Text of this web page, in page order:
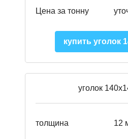
Цена за тонну
купить уголок
уголок
толщина 12